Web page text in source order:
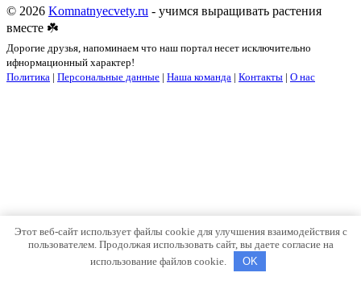
© 2026 Komnatnyecvety.ru - учимся выращивать растения
вместе ☘️
Дорогие друзья, напоминаем что наш портал несет исключительно
ифнормационный характер!
Политика | Персональные данные | Наша команда | Контакты | О нас
Этот веб-сайт использует файлы cookie для улучшения взаимодействия с
пользователем. Продолжая использовать сайт, вы даете согласие на
использование файлов cookie.
OK